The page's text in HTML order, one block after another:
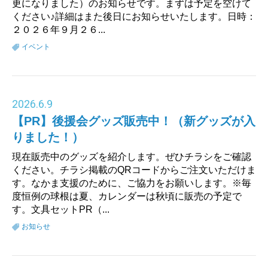
更になりました）のお知らせです。まずは予定を空けて
ください♪詳細はまた後日にお知らせいたします。日時：
２０２６年９月２６...
イベント
2026.6.9
【PR】後援会グッズ販売中！（新グッズが入
りました！）
現在販売中のグッズを紹介します。ぜひチラシをご確認
ください。チラシ掲載のQRコードからご注文いただけま
す。なかま支援のために、ご協力をお願いします。※毎
度恒例の球根は夏、カレンダーは秋頃に販売の予定で
す。文具セットPR（...
お知らせ